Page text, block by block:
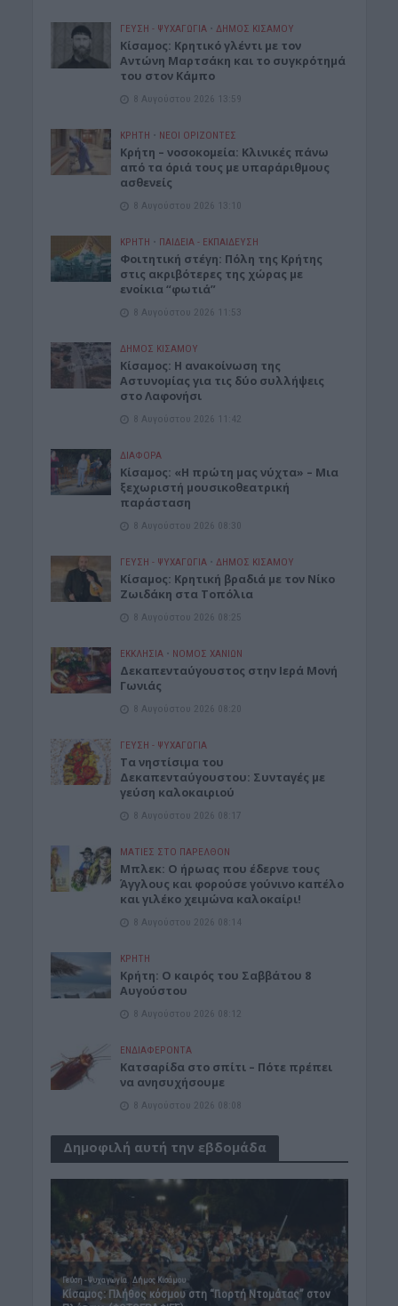
ΓΕΎΣΗ - ΨΥΧΑΓΩΓΊΑ • ΔΉΜΟΣ ΚΙΣΆΜΟΥ
Kίσαμος: Κρητικό γλέντι με τον
Αντώνη Μαρτσάκη και το συγκρότημά
του στον Κάμπο
8 Αυγούστου 2026 13:59
ΚΡΗΤΗ • ΝΕΟΙ ΟΡΙΖΟΝΤΕΣ
Κρήτη – νοσοκομεία: Κλινικές πάνω
από τα όριά τους με υπαράριθμους
ασθενείς
8 Αυγούστου 2026 13:10
ΚΡΗΤΗ • ΠΑΙΔΕΙΑ - ΕΚΠΑΙΔΕΥΣΗ
Φοιτητική στέγη: Πόλη της Κρήτης
στις ακριβότερες της χώρας με
ενοίκια “φωτιά”
8 Αυγούστου 2026 11:53
ΔΉΜΟΣ ΚΙΣΆΜΟΥ
Κίσαμος: Η ανακοίνωση της
Αστυνομίας για τις δύο συλλήψεις
στο Λαφονήσι
8 Αυγούστου 2026 11:42
ΔΙΆΦΟΡΑ
Κίσαμος: «Η πρώτη μας νύχτα» – Μια
ξεχωριστή μουσικοθεατρική
παράσταση
8 Αυγούστου 2026 08:30
ΓΕΎΣΗ - ΨΥΧΑΓΩΓΊΑ • ΔΉΜΟΣ ΚΙΣΆΜΟΥ
Kίσαμος: Κρητική βραδιά με τον Νίκο
Ζωιδάκη στα Τοπόλια
8 Αυγούστου 2026 08:25
ΕΚΚΛΗΣΙΑ • ΝΟΜΌΣ ΧΑΝΊΩΝ
Δεκαπενταύγουστος στην Ιερά Μονή
Γωνιάς
8 Αυγούστου 2026 08:20
ΓΕΎΣΗ - ΨΥΧΑΓΩΓΊΑ
Τα νηστίσιμα του
Δεκαπενταύγουστου: Συνταγές με
γεύση καλοκαιριού
8 Αυγούστου 2026 08:17
ΜΑΤΙΕΣ ΣΤΟ ΠΑΡΕΛΘΟΝ
Μπλεκ: O ήρωας που έδερνε τους
Άγγλους και φορούσε γούνινο καπέλο
και γιλέκο χειμώνα καλοκαίρι!
8 Αυγούστου 2026 08:14
ΚΡΗΤΗ
Κρήτη: O καιρός του Σαββάτου 8
Αυγούστου
8 Αυγούστου 2026 08:12
ΕΝΔΙΑΦΕΡΟΝΤΑ
Κατσαρίδα στο σπίτι – Πότε πρέπει
να ανησυχήσουμε
8 Αυγούστου 2026 08:08
Δημοφιλή αυτή την εβδομάδα